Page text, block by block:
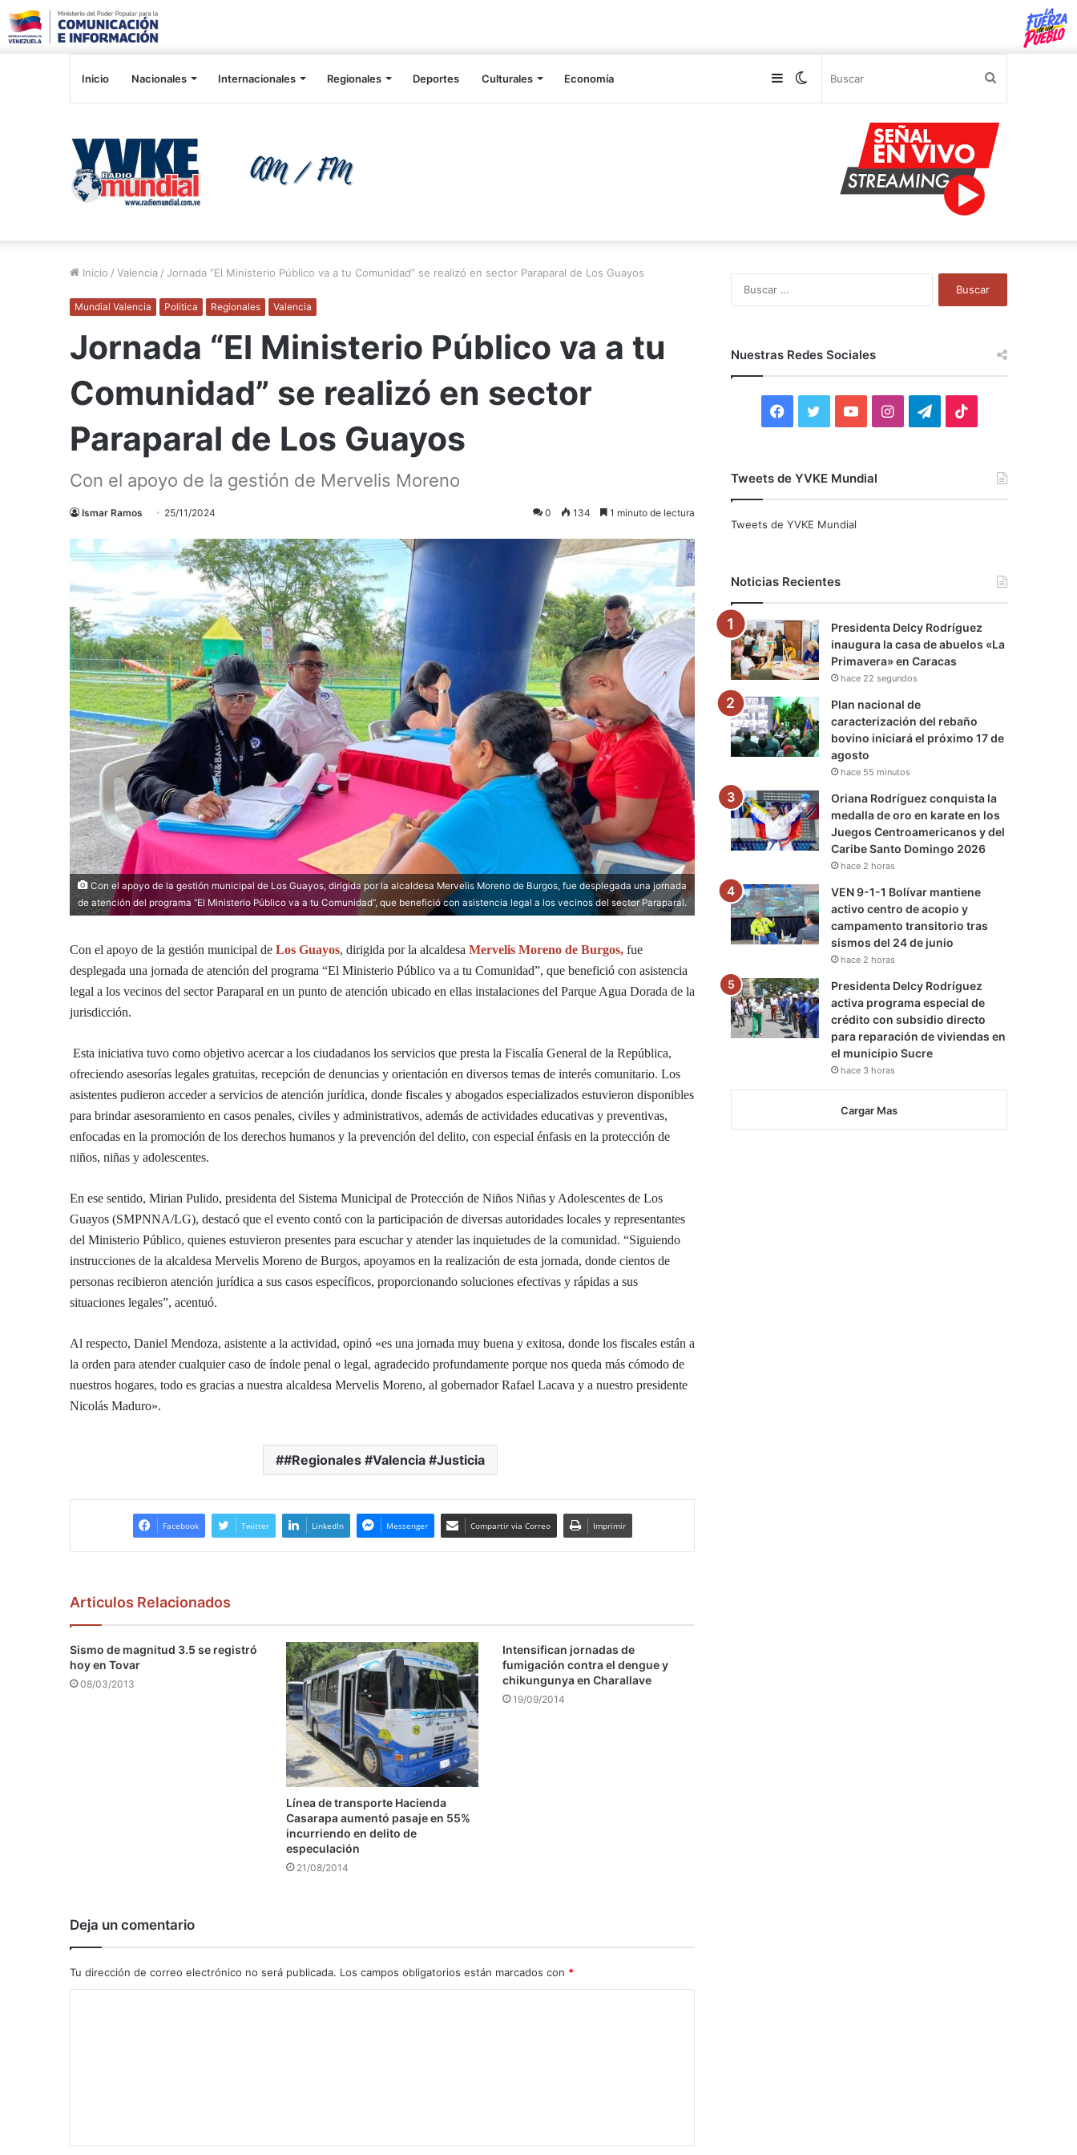
Inicio Nacionales Internacionales Regionales Deportes Culturales Economía Switch
Sidebar
Inicio / Valencia / Jornada “El Ministerio Público va a tu Comunidad” se realizó en sector Paraparal de Los Guayos
Mundial Valencia Politica Regionales Valencia
Jornada “El Ministerio Público va a tu
Comunidad” se realizó en sector
Paraparal de Los Guayos
Con el apoyo de la gestión de Mervelis Moreno
Ismar Ramos 25/11/2024 0 134 1 minuto de lectura
Con el apoyo de la gestión municipal de Los Guayos, dirigida por la alcaldesa Mervelis Moreno de Burgos, fue desplegada una jornada
de atención del programa “El Ministerio Público va a tu Comunidad”, que benefició con asistencia legal a los vecinos del sector Paraparal.
Con el apoyo de la gestión municipal de Los Guayos, dirigida por la alcaldesa Mervelis Moreno de Burgos, fue
desplegada una jornada de atención del programa “El Ministerio Público va a tu Comunidad”, que benefició con asistencia
legal a los vecinos del sector Paraparal en un punto de atención ubicado en ellas instalaciones del Parque Agua Dorada de la
jurisdicción.
Esta iniciativa tuvo como objetivo acercar a los ciudadanos los servicios que presta la Fiscalía General de la República,
ofreciendo asesorías legales gratuitas, recepción de denuncias y orientación en diversos temas de interés comunitario. Los
asistentes pudieron acceder a servicios de atención jurídica, donde fiscales y abogados especializados estuvieron disponibles
para brindar asesoramiento en casos penales, civiles y administrativos, además de actividades educativas y preventivas,
enfocadas en la promoción de los derechos humanos y la prevención del delito, con especial énfasis en la protección de
niños, niñas y adolescentes.
En ese sentido, Mirian Pulido, presidenta del Sistema Municipal de Protección de Niños Niñas y Adolescentes de Los
Guayos (SMPNNA/LG), destacó que el evento contó con la participación de diversas autoridades locales y representantes
del Ministerio Público, quienes estuvieron presentes para escuchar y atender las inquietudes de la comunidad. “Siguiendo
instrucciones de la alcaldesa Mervelis Moreno de Burgos, apoyamos en la realización de esta jornada, donde cientos de
personas recibieron atención jurídica a sus casos específicos, proporcionando soluciones efectivas y rápidas a sus
situaciones legales”, acentuó.
Al respecto, Daniel Mendoza, asistente a la actividad, opinó «es una jornada muy buena y exitosa, donde los fiscales están a
la orden para atender cualquier caso de índole penal o legal, agradecido profundamente porque nos queda más cómodo de
nuestros hogares, todo es gracias a nuestra alcaldesa Mervelis Moreno, al gobernador Rafael Lacava y a nuestro presidente
Nicolás Maduro».
#Regionales #Valencia #Justicia
Facebook Twitter LinkedIn Messenger Compartir via Correo Imprimir
Articulos Relacionados
Sismo de magnitud 3.5 se registró
hoy en Tovar
08/03/2013
Línea de transporte Hacienda
Casarapa aumentó pasaje en 55%
incurriendo en delito de
especulación
21/08/2014
Intensifican jornadas de
fumigación contra el dengue y
chikungunya en Charallave
19/09/2014
Deja un comentario
Tu dirección de correo electrónico no será publicada. Los campos obligatorios están marcados con *
a
Nuestras Redes Sociales
F
c
o
k
i
r
Y
u
e
I
r
a
m
T
a
m
Tweets de YVKE Mundial
Tweets de YVKE Mundial
Noticias Recientes
Presidenta Delcy Rodríguez
inaugura la casa de abuelos «La
Primavera» en Caracas
hace 22 segundos
Plan nacional de
caracterización del rebaño
bovino iniciará el próximo 17 de
agosto
hace 55 minutos
Oriana Rodríguez conquista la
medalla de oro en karate en los
Juegos Centroamericanos y del
Caribe Santo Domingo 2026
hace 2 horas
VEN 9-1-1 Bolívar mantiene
activo centro de acopio y
campamento transitorio tras
sismos del 24 de junio
hace 2 horas
Presidenta Delcy Rodríguez
activa programa especial de
crédito con subsidio directo
para reparación de viviendas en
el municipio Sucre
hace 3 horas
Cargar Mas